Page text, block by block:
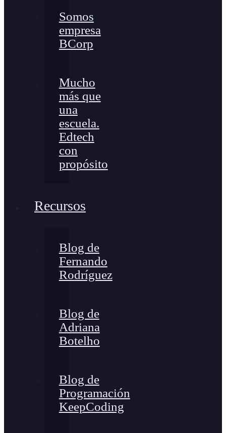
Somos
empresa
BCorp
Mucho
más que
una
escuela.
Edtech
con
propósito
Recursos
Blog de
Fernando
Rodríguez
Blog de
Adriana
Botelho
Blog de
Programación
KeepCoding